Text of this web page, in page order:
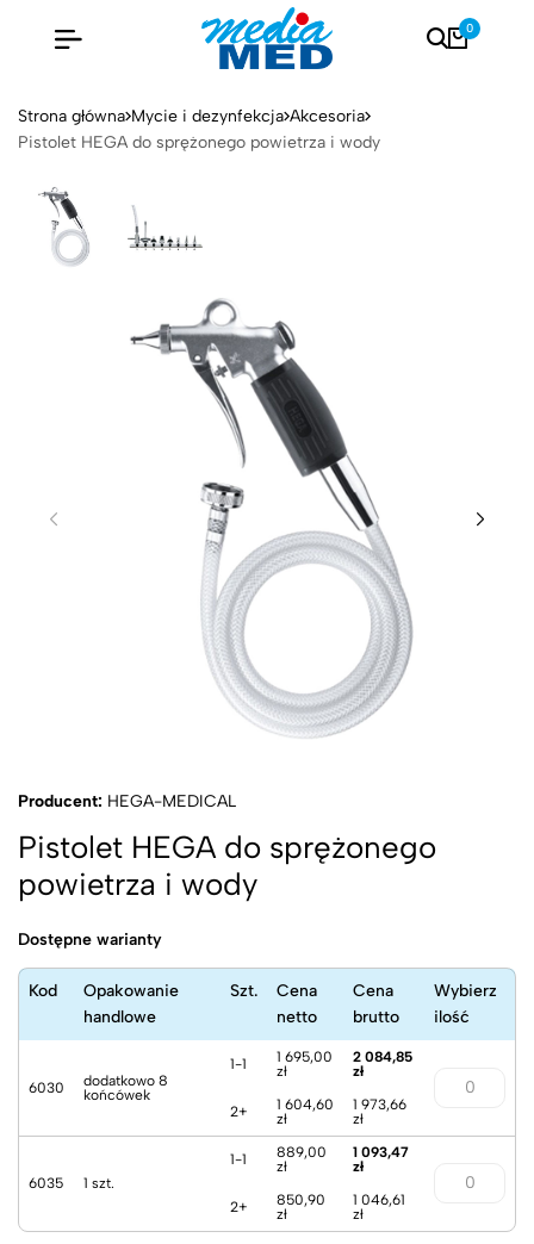
0
Strona główna Mycie i dezynfekcja Akcesoria
Pistolet HEGA do sprężonego powietrza i wody
Producent: HEGA-MEDICAL
Pistolet HEGA do sprężonego
powietrza i wody
Dostępne warianty
Kod
Opakowanie
handlowe
Szt.
Cena
netto
Cena
brutto
Wybierz
ilość
6030
dodatkowo 8
końcówek
1-1
1 695,00
zł
2 084,85
zł
2+
1 604,60
zł
1 973,66
zł
6035 1 szt.
1-1
889,00
zł
1 093,47
zł
2+
850,90
zł
1 046,61
zł